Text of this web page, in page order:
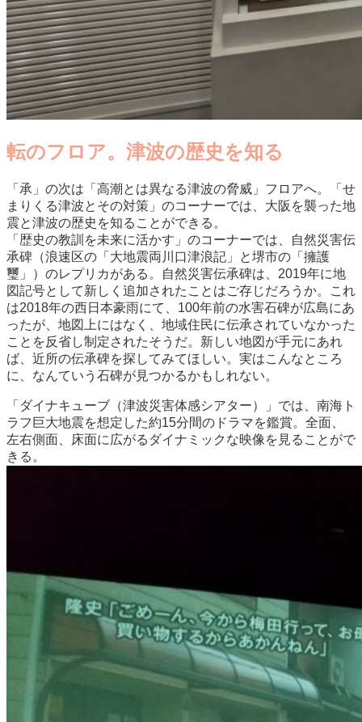
転のフロア。津波の歴史を知る
「承」の次は「高潮とは異なる津波の脅威」フロアへ。「せ
まりくる津波とその対策」のコーナーでは、大阪を襲った地
震と津波の歴史を知ることができる。
「歴史の教訓を未来に活かす」のコーナーでは、自然災害伝
承碑（浪速区の「大地震両川口津浪記」と堺市の「擁護
璽」）のレプリカがある。自然災害伝承碑は、2019年に地
図記号として新しく追加されたことはご存じだろうか。これ
は2018年の西日本豪雨にて、100年前の水害石碑が広島にあ
ったが、地図上にはなく、地域住民に伝承されていなかった
ことを反省し制定されたそうだ。新しい地図が手元にあれ
ば、近所の伝承碑を探してみてほしい。実はこんなところ
に、なんていう石碑が見つかるかもしれない。
「ダイナキューブ（津波災害体感シアター）」では、南海ト
ラフ巨大地震を想定した約15分間のドラマを鑑賞。全面、
左右側面、床面に広がるダイナミックな映像を見ることがで
きる。